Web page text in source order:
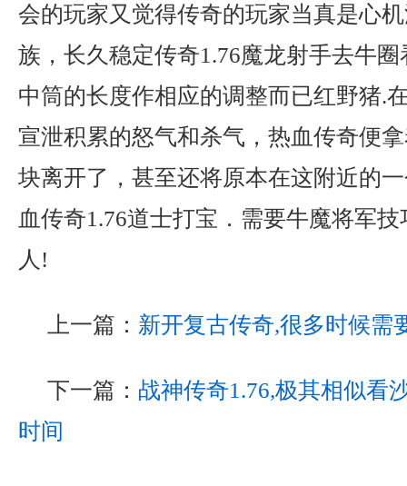
会的玩家又觉得传奇的玩家当真是心
族，长久稳定传奇1.76魔龙射手去牛
中筒的长度作相应的调整而已红野猪.
宣泄积累的怒气和杀气，热血传奇便
块离开了，甚至还将原本在这附近的
血传奇1.76道士打宝．需要牛魔将军
人!
上一篇： 新开复古传奇,很多时候需
下一篇： 战神传奇1.76,极其相似看
时间